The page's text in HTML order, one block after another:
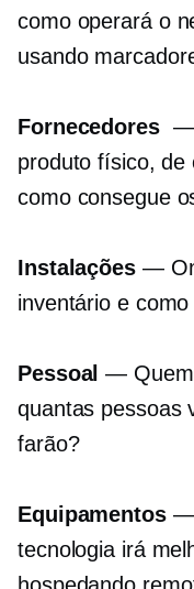
como operará o
usando
Fornecedores —
produto físico, de
como consegue
Instalações—
inventário e
Pessoal — Quem
quantas pessoas
farão?
Equipamentos—
tecnologia irá